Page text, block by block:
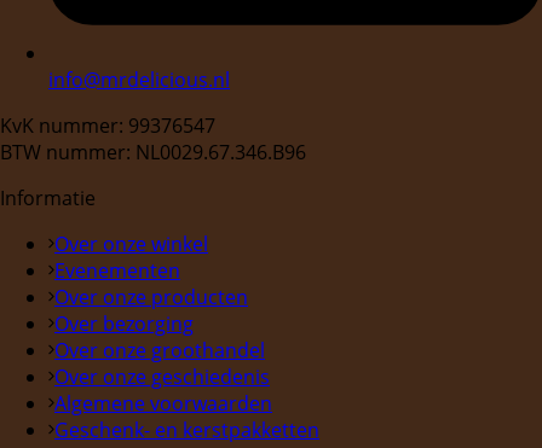
info@mrdelicious.nl
KvK nummer: 99376547
BTW nummer: NL0029.67.346.B96
Informatie
Over onze winkel
Evenementen
Over onze producten
Over bezorging
Over onze groothandel
Over onze geschiedenis
Algemene voorwaarden
Geschenk- en kerstpakketten